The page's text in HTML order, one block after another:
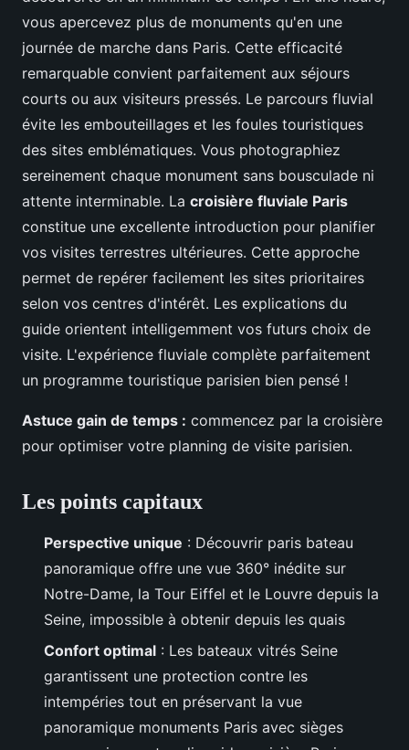
vous apercevez plus de monuments qu'en une
journée de marche dans Paris. Cette efficacité
remarquable convient parfaitement aux séjours
courts ou aux visiteurs pressés. Le parcours fluvial
évite les embouteillages et les foules touristiques
des sites emblématiques. Vous photographiez
sereinement chaque monument sans bousculade ni
attente interminable. La croisière fluviale Paris
constitue une excellente introduction pour planifier
vos visites terrestres ultérieures. Cette approche
permet de repérer facilement les sites prioritaires
selon vos centres d'intérêt. Les explications du
guide orientent intelligemment vos futurs choix de
visite. L'expérience fluviale complète parfaitement
un programme touristique parisien bien pensé !
Astuce gain de temps : commencez par la croisière
pour optimiser votre planning de visite parisien.
Les points capitaux
Perspective unique : Découvrir paris bateau
panoramique offre une vue 360° inédite sur
Notre-Dame, la Tour Eiffel et le Louvre depuis la
Seine, impossible à obtenir depuis les quais
Confort optimal : Les bateaux vitrés Seine
garantissent une protection contre les
intempéries tout en préservant la vue
panoramique monuments Paris avec sièges